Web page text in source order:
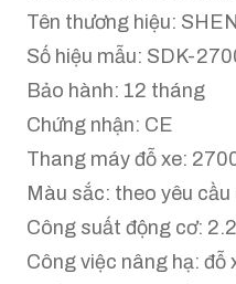
Tên thương hiệu:
Số hiệu mẫu: SDK-
Bảo hành: 12 tháng
Chứng nhận: CE
Thang máy đỗ xe:
Màu sắc: theo yêu
Công suất động cơ:
Công việc nâng hạ: đỗ